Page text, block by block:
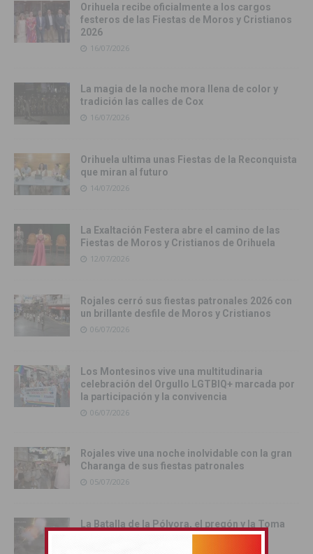
Orihuela recibe oficialmente a los cargos
festeros de las Fiestas de Moros y Cristianos
2026
16/07/2026
La magia de la noche mora llena de color y
tradición las calles de Cox
16/07/2026
Orihuela ultima unas Fiestas de la Reconquista
que miran al futuro
14/07/2026
La Exaltación Festera abre el camino de las
Fiestas de Moros y Cristianos de Orihuela
12/07/2026
Rojales cerró sus fiestas patronales 2026 con
un brillante desfile de Moros y Cristianos
06/07/2026
Los Montesinos vive una multitudinaria
celebración del Orgullo LGTBIQ+ marcada por
la participación y la convivencia
06/07/2026
Rojales vive una noche inolvidable con la gran
Charanga de sus fiestas patronales
05/07/2026
La Batalla de la Pólvora, el pregón y la Toma
del Castillo protagonizaron una intensa